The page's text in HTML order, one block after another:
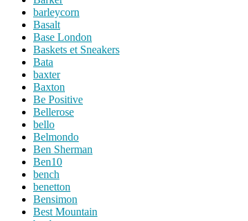
barleycorn
Basalt
Base London
Baskets et Sneakers
Bata
baxter
Baxton
Be Positive
Bellerose
bello
Belmondo
Ben Sherman
Ben10
bench
benetton
Bensimon
Best Mountain